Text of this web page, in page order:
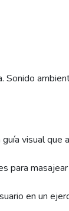
Sonido
visual que
para
en un